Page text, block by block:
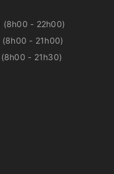
(8h00 - 22h00)
(8h00 - 21h00)
(8h00 - 21h30)